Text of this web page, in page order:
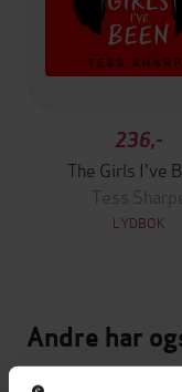
236,-
The Girls I've
Tess
LYDBOK
Andre har